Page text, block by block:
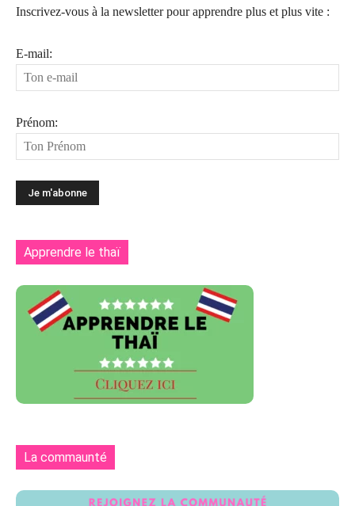
Inscrivez-vous à la newsletter pour apprendre plus et plus vite :
E-mail:
Prénom:
Apprendre le thaï
La commaunté